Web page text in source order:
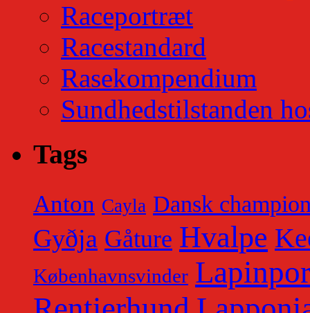
Raceportræt
Racestandard
Rasekompendium
Sundhedstilstanden
Tags
Anton Cayla Dansk
Gyðja Gåture Hvalpe
Københavnsvinder